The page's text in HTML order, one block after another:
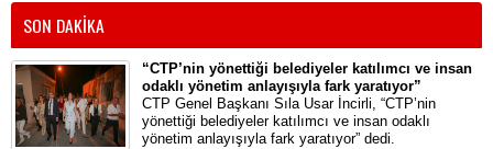
SON DAKİKA
“CTP’nin yönettiği belediyeler katılımcı ve insan
odaklı yönetim anlayışıyla fark yaratıyor”
CTP Genel Başkanı Sıla Usar İncirli, “CTP’nin
yönettiği belediyeler katılımcı ve insan odaklı
yönetim anlayışıyla fark yaratıyor” dedi.